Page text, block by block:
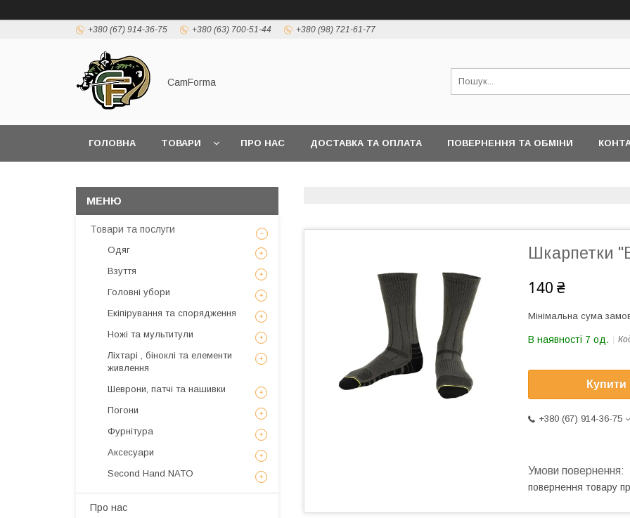
+380 (67) 914-36-75 +380 (63) 700-51-44 +380 (98) 721-61-77
CamForma
ГОЛОВНА ТОВАРИ ПРО НАС ДОСТАВКА ТА ОПЛАТА ПОВЕРНЕННЯ ТА ОБМІНИ
Шкарпетки
140 ₴
Мінімальна сума
В наявності 7 од.
Купити
+380 (67) 914-36-75
повернення товару
Товари та послуги
Одяг
Взуття
Головні убори
Екіпірування та спорядження
Ножі та мультитули
Ліхтарі , біноклі та елементи
живлення
Шеврони, патчі та нашивки
Погони
Фурнітура
Аксесуари
Second Hand NATO
Про нас